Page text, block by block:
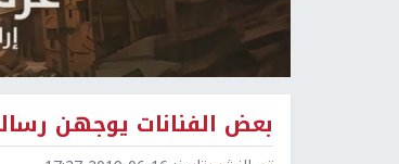
بعض الفنانات يوجهن